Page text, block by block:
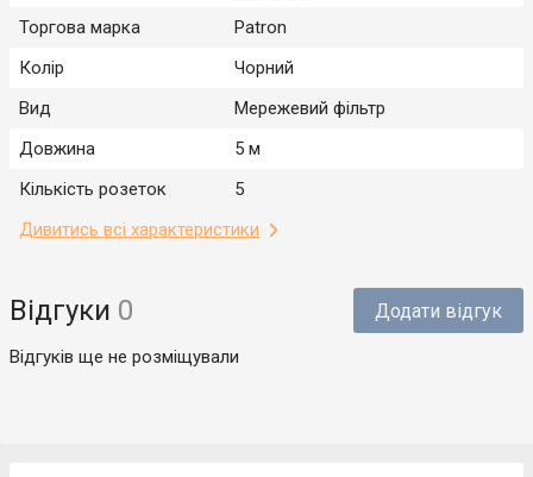
Торгова марка
Patron
Колір
Чорний
Вид
Мережевий фільтр
Довжина
5 м
Кількість розеток
5
Дивитись всі характеристики
Відгуки 0 Додати відгук
Відгуків ще не розміщували